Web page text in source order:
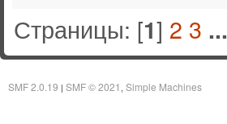
Страницы: [1] 2 3 ...
SMF 2.0.19 SMF © 2021 Simple Machines